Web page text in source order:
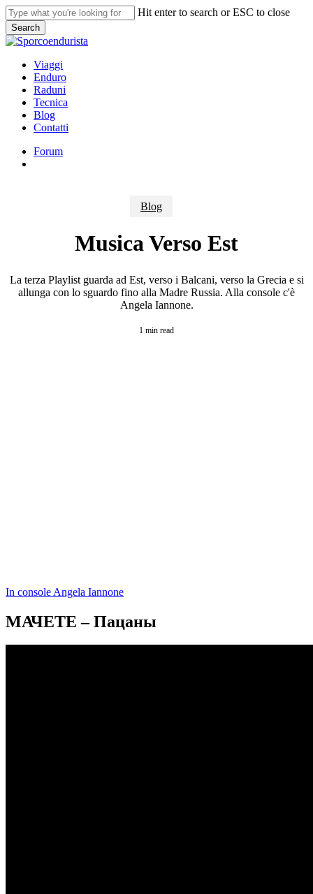
Skip
to
main
content
Hit enter to search or ESC to close
Search
Close
search
Menu
Viaggi
Enduro
Raduni
Tecnica
Blog
Contatti
Forum
Blog
Musica Verso Est
La terza Playlist guarda ad Est, verso i Balcani, verso la Grecia e si
allunga con lo sguardo fino alla Madre Russia. Alla console c'è
Angela Iannone.
1 min read
In console Angela Iannone
МАЧЕТЕ – Пацаны